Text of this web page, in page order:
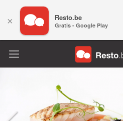
× Resto.be
Gratis - Google Play